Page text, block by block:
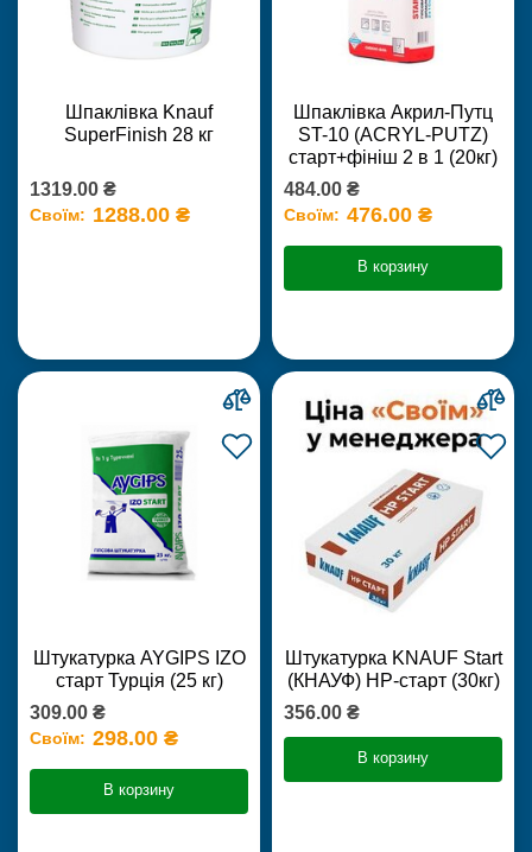
Шпаклівка Knauf
SuperFinish 28 кг
1319.00 ₴
Своїм: 1288.00 ₴
Шпаклівка Акрил-Путц
ST-10 (ACRYL-PUTZ)
старт+фініш 2 в 1 (20кг)
484.00 ₴
Своїм: 476.00 ₴
В корзину
Штукатурка AYGIPS IZO
старт Турція (25 кг)
309.00 ₴
Своїм: 298.00 ₴
В корзину
Штукатурка KNAUF Start
(КНАУФ) НР-старт (30кг)
356.00 ₴
В корзину